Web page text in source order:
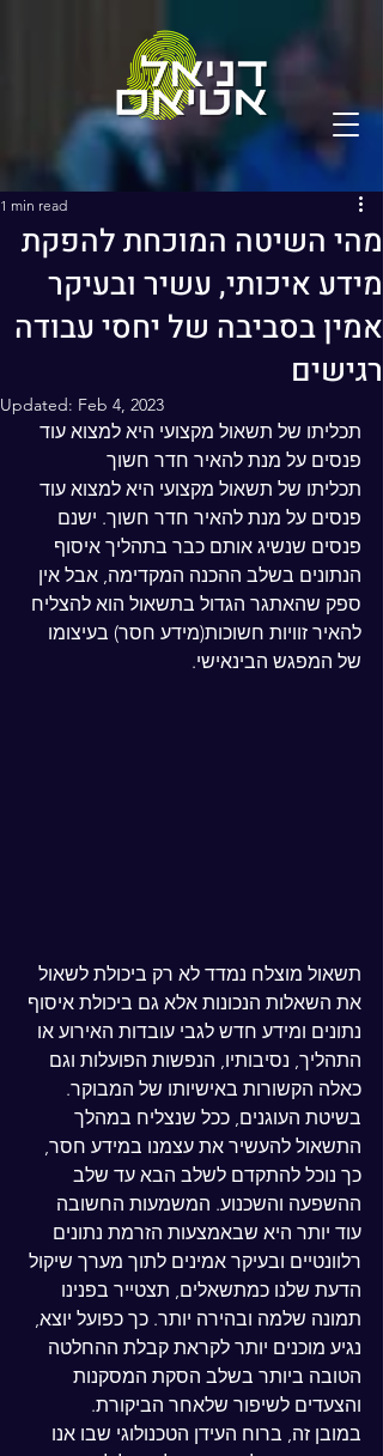
מהי השיטה המוכחת להפקת
מידע איכותי, עשיר ובעיקר
אמין בסביבה של יחסי עבודה
רגישים
1 min read
Updated: Feb 4, 2023
תכליתו של תשאול מקצועי היא למצוא עוד
פנסים על מנת להאיר חדר חשוך
תכליתו של תשאול מקצועי היא למצוא עוד
פנסים על מנת להאיר חדר חשוך. ישנם
פנסים שנשיג אותם כבר בתהליך איסוף
הנתונים בשלב ההכנה המקדימה, אבל אין
ספק שהאתגר הגדול בתשאול הוא להצליח
להאיר זוויות חשוכות(מידע חסר) בעיצומו
של המפגש הבינאישי.
תשאול מוצלח נמדד לא רק ביכולת לשאול
את השאלות הנכונות אלא גם ביכולת איסוף
נתונים ומידע חדש לגבי עובדות האירוע או
התהליך, נסיבותיו, הנפשות הפועלות וגם
כאלה הקשורות באישיותו של המבוקר.
בשיטת העוגנים, ככל שנצליח במהלך
התשאול להעשיר את עצמנו במידע חסר,
כך נוכל להתקדם לשלב הבא עד שלב
ההשפעה והשכנוע. המשמעות החשובה
עוד יותר היא שבאמצעות הזרמת נתונים
רלוונטיים ובעיקר אמינים לתוך מערך שיקול
הדעת שלנו כמתשאלים, תצטייר בפנינו
תמונה שלמה ובהירה יותר. כך כפועל יוצא,
נגיע מוכנים יותר לקראת קבלת ההחלטה
הטובה ביותר בשלב הסקת המסקנות
והצעדים לשיפור שלאחר הביקורת.
במובן זה, ברוח העידן הטכנולוגי שבו אנו